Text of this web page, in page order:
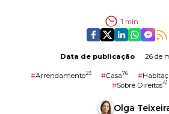
1 min
Data de publicação 26 de
#Arrendamento23 #Casa76 #
#Sobre Direitos41
Olga